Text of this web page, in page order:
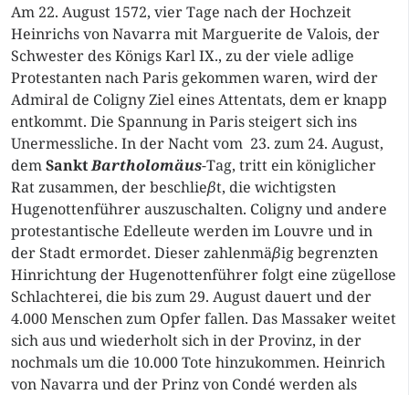
Am 22. August 1572, vier Tage nach der Hochzeit
Heinrichs von Navarra mit Marguerite de Valois, der
Schwester des Königs Karl IX., zu der viele adlige
Protestanten nach Paris gekommen waren, wird der
Admiral de Coligny Ziel eines Attentats, dem er knapp
entkommt. Die Spannung in Paris steigert sich ins
Unermessliche. In der Nacht vom 23. zum 24. August,
demSanktBartholomäus-Tag, tritt ein königlicher
Rat zusammen, der beschlieβt, die wichtigsten
Hugenottenführer auszuschalten. Coligny und andere
protestantische Edelleute werden im Louvre und in
der Stadt ermordet. Dieser zahlenmäβig begrenzten
Hinrichtung der Hugenottenführer folgt eine zügellose
Schlachterei, die bis zum 29. August dauert und der
4.000 Menschen zum Opfer fallen. Das Massaker weitet
sich aus und wiederholt sich in der Provinz, in der
nochmals um die 10.000 Tote hinzukommen. Heinrich
von Navarra und der Prinz von Condé werden als